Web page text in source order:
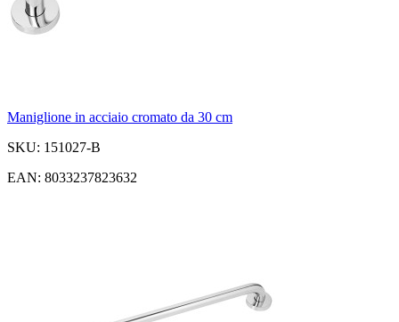
Maniglione in acciaio cromato da 30 cm
SKU: 151027-B
EAN: 8033237823632